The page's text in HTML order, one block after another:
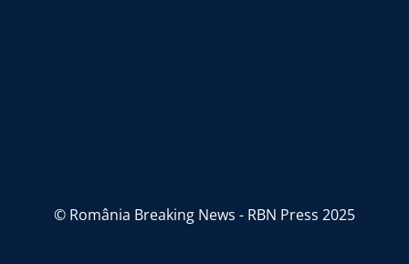
© România Breaking News - RBN Press 2025